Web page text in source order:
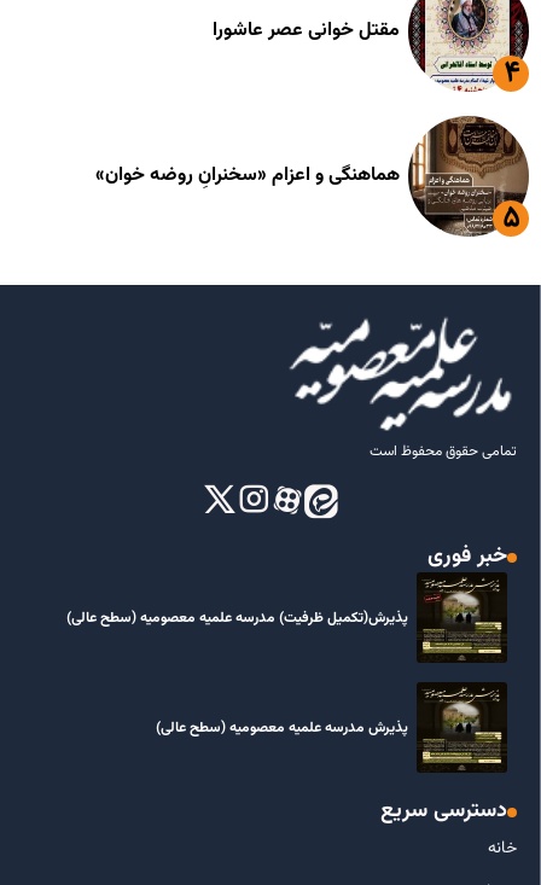
مقتل خوانی عصر عاشورا
هماهنگی و اعزام «سخنرانِ روضه خوان»
تمامی حقوق محفوظ است
خبر فوری
پذیرش(تکمیل ظرفیت) مدرسه علمیه معصومیه‌ (سطح عالی)
پذیرش مدرسه علمیه معصومیه‌ (سطح عالی)
دسترسی سریع
خانه